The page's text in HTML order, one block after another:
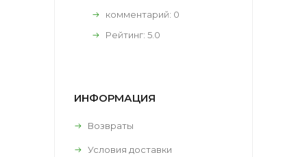
комментарий: 0
Рейтинг: 5.0
ИНФОРМАЦИЯ
Возвраты
Условия доставки